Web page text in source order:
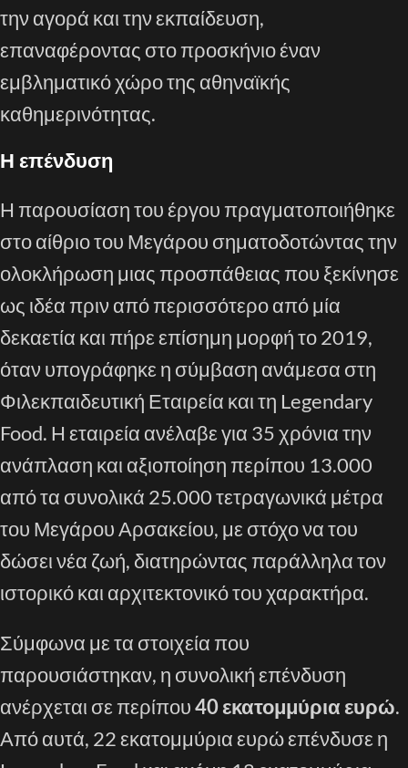
την αγορά και την εκπαίδευση,
επαναφέροντας στο προσκήνιο έναν
εμβληματικό χώρο της αθηναϊκής
καθημερινότητας.
Η επένδυση
Η παρουσίαση του έργου πραγματοποιήθηκε
στο αίθριο του Μεγάρου σηματοδοτώντας την
ολοκλήρωση μιας προσπάθειας που ξεκίνησε
ως ιδέα πριν από περισσότερο από μία
δεκαετία και πήρε επίσημη μορφή το 2019,
όταν υπογράφηκε η σύμβαση ανάμεσα στη
Φιλεκπαιδευτική Εταιρεία και τη Legendary
Food. Η εταιρεία ανέλαβε για 35 χρόνια την
ανάπλαση και αξιοποίηση περίπου 13.000
από τα συνολικά 25.000 τετραγωνικά μέτρα
του Μεγάρου Αρσακείου, με στόχο να του
δώσει νέα ζωή, διατηρώντας παράλληλα τον
ιστορικό και αρχιτεκτονικό του χαρακτήρα.
Σύμφωνα με τα στοιχεία που
παρουσιάστηκαν, η συνολική επένδυση
ανέρχεται σε περίπου40 εκατομμύρια ευρώ.
Από αυτά, 22 εκατομμύρια ευρώ επένδυσε η